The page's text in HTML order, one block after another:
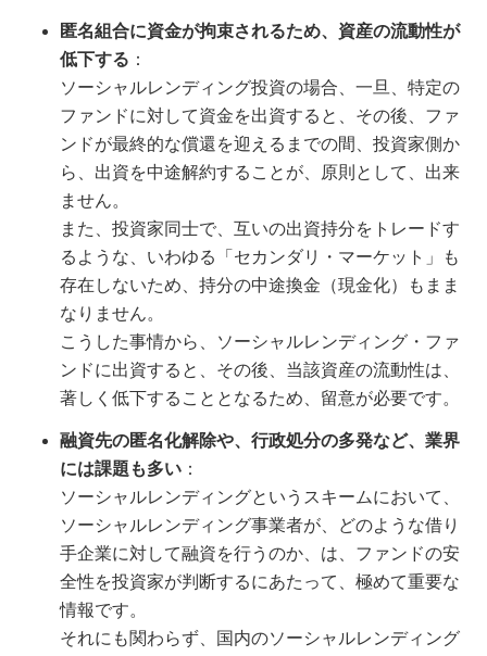
匿名組合に資金が拘束されるため、資産の流動性が
低下する ：
ソーシャルレンディング投資の場合、一旦、特定の
ファンドに対して資金を出資すると、その後、ファ
ンドが最終的な償還を迎えるまでの間、投資家側か
ら、出資を中途解約することが、原則として、出来
ません。
また、投資家同士で、互いの出資持分をトレードす
るような、いわゆる「セカンダリ・マーケット」も
存在しないため、持分の中途換金（現金化）もまま
なりません。
こうした事情から、ソーシャルレンディング・ファ
ンドに出資すると、その後、当該資産の流動性は、
著しく低下することとなるため、留意が必要です。
融資先の匿名化解除や、行政処分の多発など、業界
には課題も多い ：
ソーシャルレンディングというスキームにおいて、
ソーシャルレンディング事業者が、どのような借り
手企業に対して融資を行うのか、は、ファンドの安
全性を投資家が判断するにあたって、極めて重要な
情報です。
それにも関わらず、国内のソーシャルレンディング